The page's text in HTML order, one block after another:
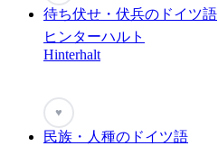
待ち伏せ・伏兵のドイツ語
ヒンターハルト
Hinterhalt
♥
民族・人種のドイツ語